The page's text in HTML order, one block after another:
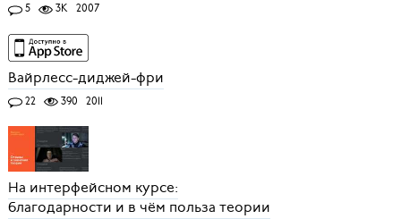
5 3K 2007
Вайрлесс-диджей-фри
22 390 2011
На интерфейсном курсе:
благодарности и в чём польза теории